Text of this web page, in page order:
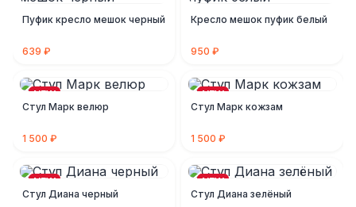
Пуфик кресло мешок черный
639 ₽
Кресло мешок пуфик белый
950 ₽
NEW
Стул Марк велюр
1 500 ₽
NEW
Стул Марк кожзам
1 500 ₽
NEW
Стул Диана черный
NEW
Стул Диана зелёный